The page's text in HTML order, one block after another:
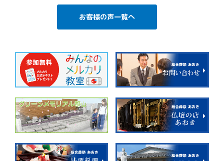
お客様の声一覧へ